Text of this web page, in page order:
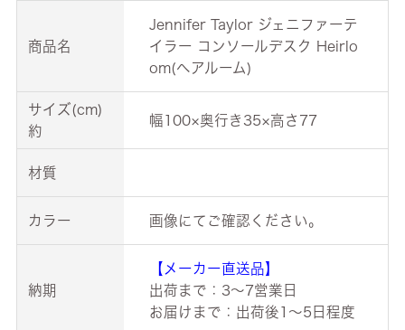
商品名
Jennifer Taylor ジェニファーテ
イラー コンソールデスク Heirlo
om(ヘアルーム)
サイズ(cm)
約
幅100×奥行き35×高さ77
材質
カラー 画像にてご確認ください。
納期
【メーカー直送品】
出荷まで：3～7営業日
お届けまで：出荷後1～5日程度